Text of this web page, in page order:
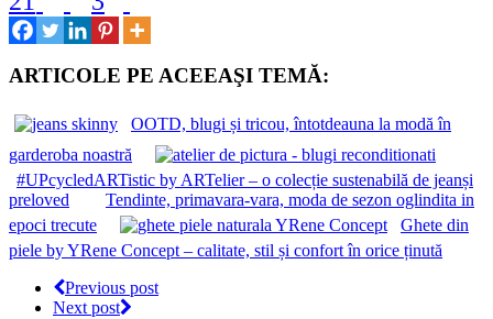
ARTICOLE PE ACEEAŞI TEMĂ:
OOTD, blugi și tricou, întotdeauna la modă în
garderoba noastră
#UPcycledARTistic by ARTelier – o colecție sustenabilă de jeanși
preloved
Tendinte, primavara-vara, moda de sezon oglindita in
epoci trecute
Ghete din
piele by YRene Concept – calitate, stil și confort în orice ținută
Previous post
Next post